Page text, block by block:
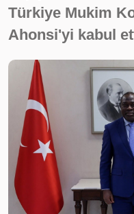
Türkiye Mukim
Ahonsi'yi kabul